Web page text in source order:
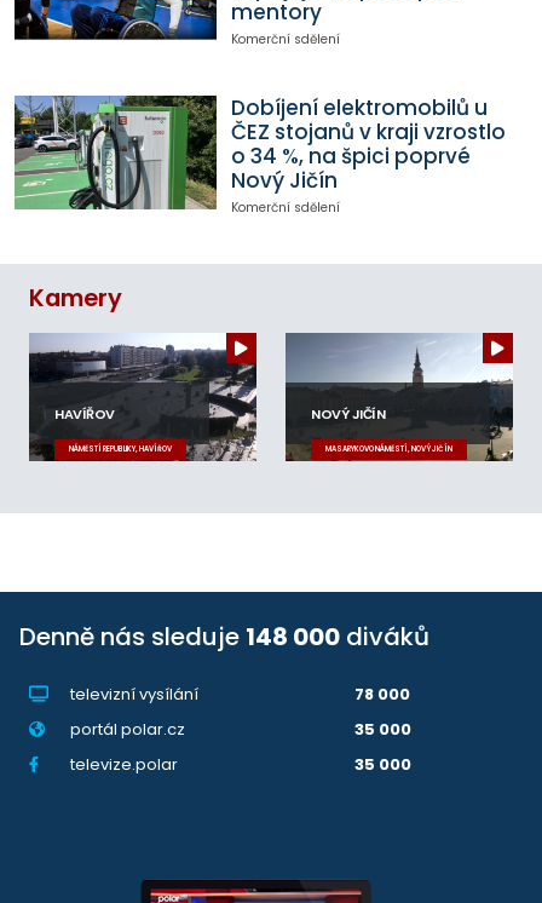
mentory
Komerční sdělení
Dobíjení elektromobilů u
ČEZ stojanů v kraji vzrostlo
o 34 %, na špici poprvé
Nový Jičín
Komerční sdělení
Kamery
HAVÍŘOV
NÁMĚSTÍ REPUBLIKY, HAVÍŘOV
NOVÝ JIČÍN
MASARYKOVO NÁMĚSTÍ, NOVÝ JIČÍN
Denně nás sleduje 148 000 diváků
televizní vysílání
78 000
portál polar.cz
35 000
televize.polar
35 000